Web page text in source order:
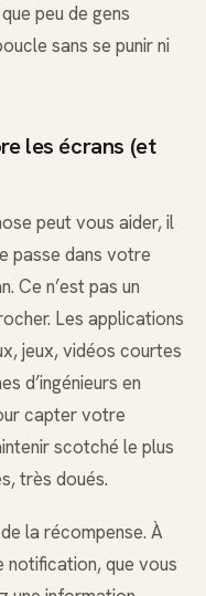
peu de gens
sans se punir ni
les écrans (et
peut vous aider, il
passe dans votre
Ce n’est pas un
Les applications
jeux, vidéos courtes
d’ingénieurs en
capter votre
scotché le plus
très doués.
la récompense. À
notification, que vous